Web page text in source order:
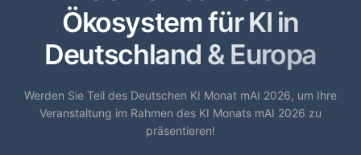
Ökosystem für KI in
Deutschland & Europa
Werden Sie Teil des Deutschen KI Monat mAI 2026, um Ihre
Veranstaltung im Rahmen des KI Monats mAI 2026 zu
präsentieren!